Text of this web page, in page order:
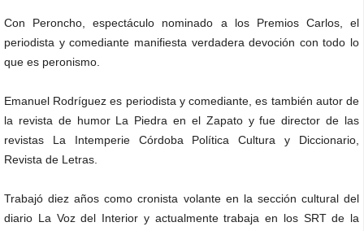
Con Peroncho, espectáculo nominado a los Premios Carlos, el
periodista y comediante manifiesta verdadera devoción con todo lo
que es peronismo.
Emanuel Rodríguez es periodista y comediante, es también autor de
la revista de humor La Piedra en el Zapato y fue director de las
revistas La Intemperie Córdoba Política Cultura y Diccionario,
Revista de Letras.
Trabajó diez años como cronista volante en la sección cultural del
diario La Voz del Interior y actualmente trabaja en los SRT de la